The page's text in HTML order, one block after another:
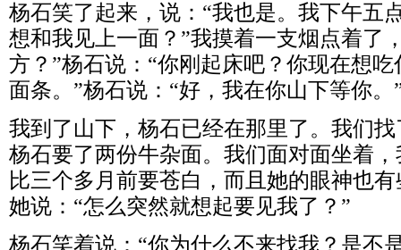
杨石笑了起来，说：“我也是。我下午五
想和我见上一面？”我摸着一支烟点着了
方？”杨石说：“你刚起床吧？你现在想
面条。”杨石说：“好，我在你山下等你。
我到了山下，杨石已经在那里了。我们
杨石要了两份牛杂面。我们面对面坐着
比三个多月前要苍白，而且她的眼神也
她说：“怎么突然就想起要见我了？”
杨石笑着说：“你为什么不来找我？是不